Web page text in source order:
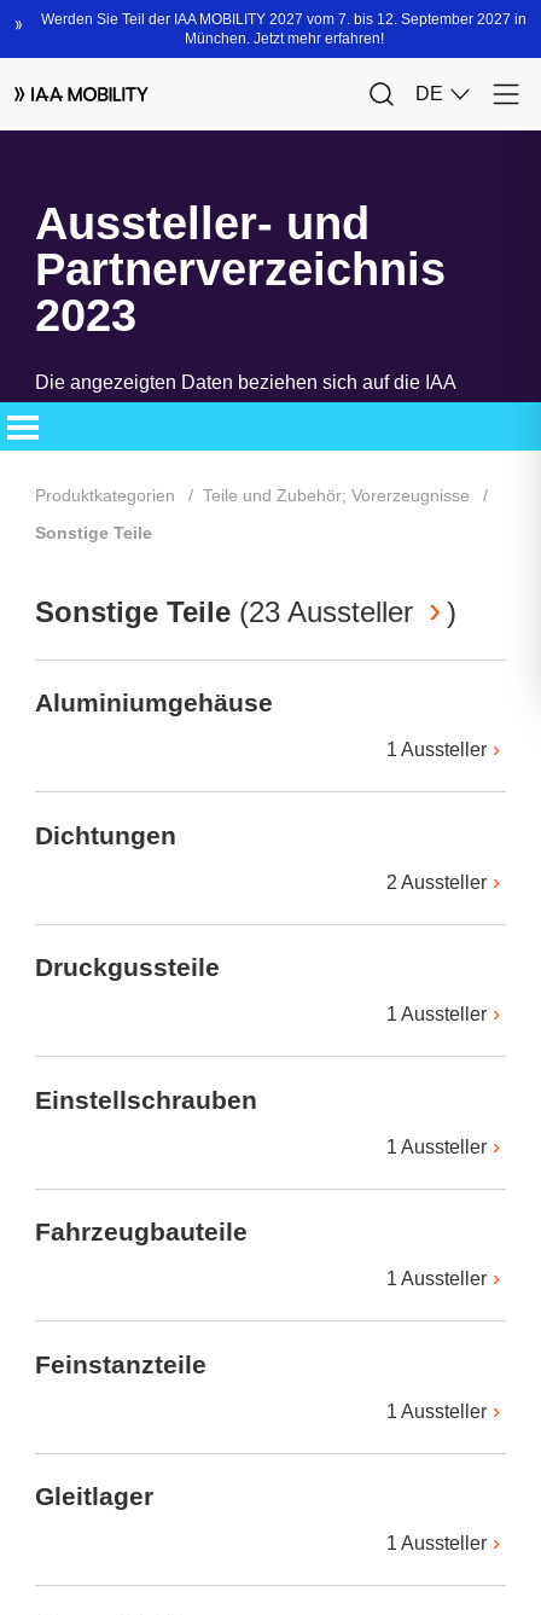
Aussteller- und
Partnerverzeichnis
2023
Die angezeigten Daten beziehen sich auf die IAA
MOBILITY 2023. Das neue Aussteller- und
Partnerverzeichnis steht Ihnen bald zur Verfügung.
Produktkategorien
Teile und Zubehör; Vorerzeugnisse
Sonstige Teile
Sonstige Teile (23 Aussteller )
Aluminiumgehäuse
1 Aussteller
Dichtungen
2 Aussteller
Druckgussteile
1 Aussteller
Einstellschrauben
1 Aussteller
Fahrzeugbauteile
1 Aussteller
Feinstanzteile
1 Aussteller
Gleitlager
1 Aussteller